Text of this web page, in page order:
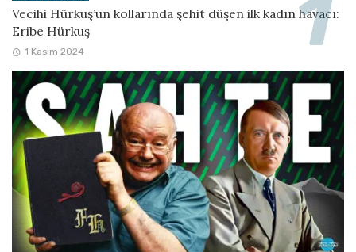
Vecihi Hürkuş’un kollarında şehit düşen ilk kadın havacı:
Eribe Hürkuş
1 Kasım 2024